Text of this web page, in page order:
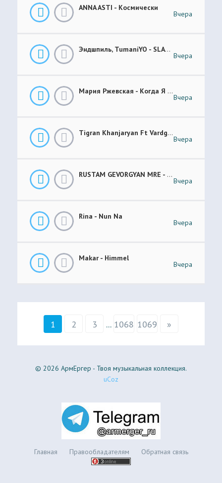
ANNA ASTI - Космически
Вчера
Эндшпиль, TumaniYO - SLANG
Вчера
Мария Ржевская - Когда Я Стану Кошкой (Future Garage Remix)
Вчера
Tigran Khanjaryan Ft Vardges - Pap Jan
Вчера
RUSTAM GEVORGYAN MRE - GAR XOROVATC
Вчера
Rina - Nun Na
Вчера
Makar - Himmel
Вчера
1 2 3 ... 1068 1069 »
© 2026 АрмЕргер - Твоя музыкальная коллекция.
uCoz
Главная Правообладателям Обратная связь